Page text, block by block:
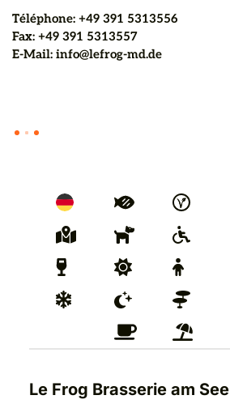
Téléphone: +49 391 5313556
Fax: +49 391 5313557
E-Mail: info@lefrog-md.de
Le Frog Brasserie am See